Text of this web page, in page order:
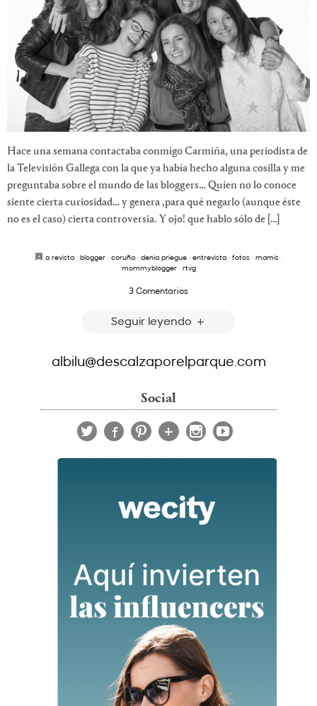
Hace una semana contactaba conmigo Carmiña, una periodista de
la Televisión Gallega con la que ya había hecho alguna cosilla y me
preguntaba sobre el mundo de las bloggers… Quien no lo conoce
siente cierta curiosidad… y genera ,para qué negarlo (aunque éste
no es el caso) cierta controversia. Y ojo! que hablo sólo de […]
a revista · blogger · coruña · denia priegue · entrevista · fotos · mamis ·
mommyblogger· rtvg
3 Comentarios
Seguir leyendo
albilu@descalzaporelparque.com
Social